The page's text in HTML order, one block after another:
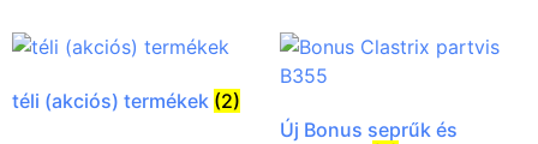
téli (akciós) termékek (2)
Új Bonus seprűk és